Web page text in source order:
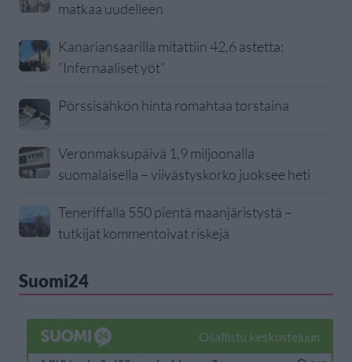
matkaa uudelleen
Kanariansaarilla mitattiin 42,6 astetta:
”Infernaaliset yöt”
Pörssisähkön hinta romahtaa torstaina
Veronmaksupäivä 1,9 miljoonalla
suomalaisella – viivästyskorko juoksee heti
Teneriffalla 550 pientä maanjäristystä –
tutkijat kommentoivat riskejä
Suomi24